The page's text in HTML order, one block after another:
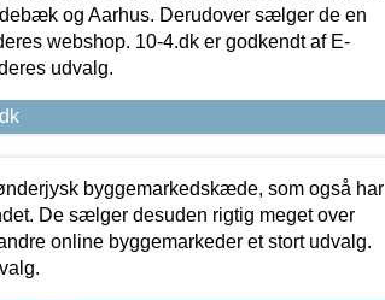
og Aarhus. Derudover sælger de en
webshop. 10-4.dk er godkendt af E-
udvalg.
byggemarkedskæde, som også har
De sælger desuden rigtig meget over
online byggemarkeder et stort udvalg.